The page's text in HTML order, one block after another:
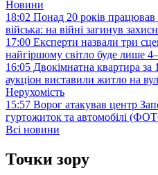
Новини
18:02 Понад 20 років
війська: на війні загинув
17:00 Експерти назвали три
найгіршому світло буде лише
16:05 Двокімнатна квартира
аукціон виставили житло на
Нерухомість
15:57 Ворог атакував центр
гуртожиток та автомобілі
Всі новини
Точки зору